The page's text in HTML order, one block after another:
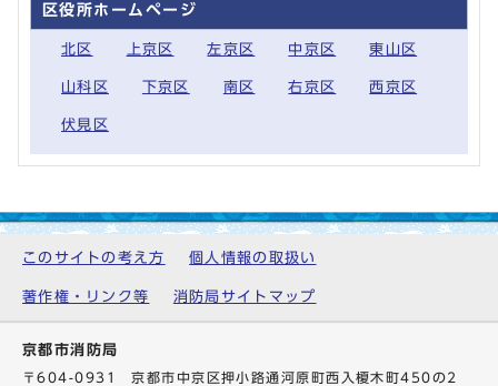
区役所ホームページ
北区 上京区 左京区 中京区 東山区
山科区 下京区 南区 右京区 西京区
伏見区
このサイトの考え方 個人情報の取扱い
著作権・リンク等 消防局サイトマップ
京都市消防局
〒604-0931 京都市中京区押小路通河原町西入榎木町450の2